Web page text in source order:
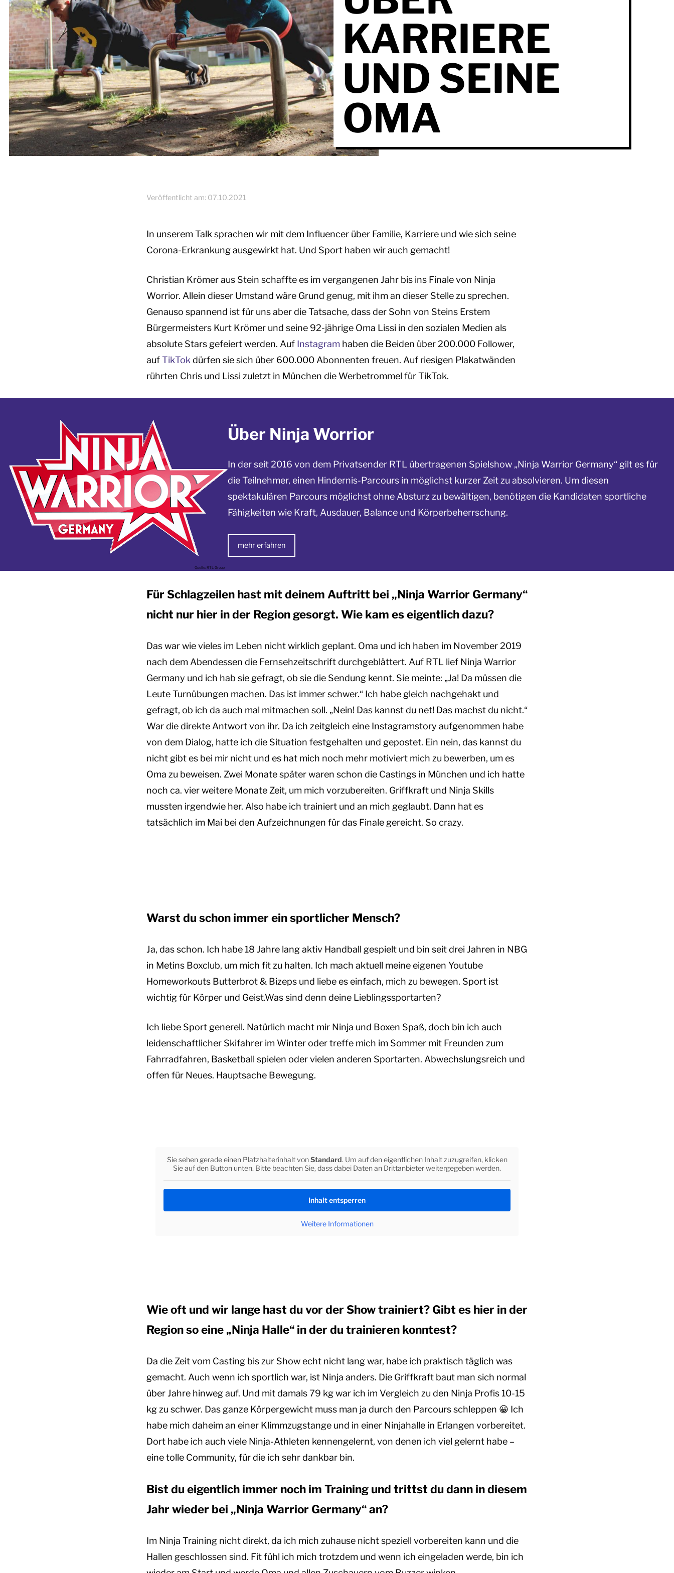
KARRIERE
UND SEINE
OMA
Veröffentlicht am: 07.10.2021
In unserem Talk sprachen wir mit dem Influencer über Familie, Karriere und wie sich seine
Corona-Erkrankung ausgewirkt hat. Und Sport haben wir auch gemacht!
Christian Krömer aus Stein schaffte es im vergangenen Jahr bis ins Finale von Ninja
Worrior. Allein dieser Umstand wäre Grund genug, mit ihm an dieser Stelle zu sprechen.
Genauso spannend ist für uns aber die Tatsache, dass der Sohn von Steins Erstem
Bürgermeisters Kurt Krömer und seine 92-jährige Oma Lissi in den sozialen Medien als
absolute Stars gefeiert werden. Auf Instagram haben die Beiden über 200.000 Follower,
aufTikTok dürfen sie sich über 600.000 Abonnenten freuen. Auf riesigen Plakatwänden
rührten Chris und Lissi zuletzt in München die Werbetrommel für TikTok.
Quelle: RTL Group
Über Ninja Worrior
In der seit 2016 von dem Privatsender RTL übertragenen Spielshow „Ninja Warrior Germany“ gilt es für
die Teilnehmer, einen Hindernis-Parcours in möglichst kurzer Zeit zu absolvieren. Um diesen
spektakulären Parcours möglichst ohne Absturz zu bewältigen, benötigen die Kandidaten sportliche
Fähigkeiten wie Kraft, Ausdauer, Balance und Körperbeherrschung.
mehr erfahren
Für Schlagzeilen hast mit deinem Auftritt bei „Ninja Warrior Germany“
nicht nur hier in der Region gesorgt. Wie kam es eigentlich dazu?
Das war wie vieles im Leben nicht wirklich geplant. Oma und ich haben im November 2019
nach dem Abendessen die Fernsehzeitschrift durchgeblättert. Auf RTL lief Ninja Warrior
Germany und ich hab sie gefragt, ob sie die Sendung kennt. Sie meinte: „Ja! Da müssen die
Leute Turnübungen machen. Das ist immer schwer.“ Ich habe gleich nachgehakt und
gefragt, ob ich da auch mal mitmachen soll. „Nein! Das kannst du net! Das machst du nicht.“
War die direkte Antwort von ihr. Da ich zeitgleich eine Instagramstory aufgenommen habe
von dem Dialog, hatte ich die Situation festgehalten und gepostet. Ein nein, das kannst du
nicht gibt es bei mir nicht und es hat mich noch mehr motiviert mich zu bewerben, um es
Oma zu beweisen. Zwei Monate später waren schon die Castings in München und ich hatte
noch ca. vier weitere Monate Zeit, um mich vorzubereiten. Griffkraft und Ninja Skills
mussten irgendwie her. Also habe ich trainiert und an mich geglaubt. Dann hat es
tatsächlich im Mai bei den Aufzeichnungen für das Finale gereicht. So crazy.
Warst du schon immer ein sportlicher Mensch?
Ja, das schon. Ich habe 18 Jahre lang aktiv Handball gespielt und bin seit drei Jahren in NBG
in Metins Boxclub, um mich fit zu halten. Ich mach aktuell meine eigenen Youtube
Homeworkouts Butterbrot & Bizeps und liebe es einfach, mich zu bewegen. Sport ist
wichtig für Körper und Geist.Was sind denn deine Lieblingssportarten?
Ich liebe Sport generell. Natürlich macht mir Ninja und Boxen Spaß, doch bin ich auch
leidenschaftlicher Skifahrer im Winter oder treffe mich im Sommer mit Freunden zum
Fahrradfahren, Basketball spielen oder vielen anderen Sportarten. Abwechslungsreich und
offen für Neues. Hauptsache Bewegung.
Sie sehen gerade einen Platzhalterinhalt vonStandard. Um auf den eigentlichen Inhalt zuzugreifen, klicken
Sie auf den Button unten. Bitte beachten Sie, dass dabei Daten an Drittanbieter weitergegeben werden.
Inhalt entsperren
Weitere Informationen
Wie oft und wir lange hast du vor der Show trainiert? Gibt es hier in der
Region so eine „Ninja Halle“ in der du trainieren konntest?
Da die Zeit vom Casting bis zur Show echt nicht lang war, habe ich praktisch täglich was
gemacht. Auch wenn ich sportlich war, ist Ninja anders. Die Griffkraft baut man sich normal
über Jahre hinweg auf. Und mit damals 79 kg war ich im Vergleich zu den Ninja Profis 10-15
kg zu schwer. Das ganze Körpergewicht muss man ja durch den Parcours schleppen 😀 Ich
habe mich daheim an einer Klimmzugstange und in einer Ninjahalle in Erlangen vorbereitet.
Dort habe ich auch viele Ninja-Athleten kennengelernt, von denen ich viel gelernt habe –
eine tolle Community, für die ich sehr dankbar bin.
Bist du eigentlich immer noch im Training und trittst du dann in diesem
Jahr wieder bei „Ninja Warrior Germany“ an?
Im Ninja Training nicht direkt, da ich mich zuhause nicht speziell vorbereiten kann und die
Hallen geschlossen sind. Fit fühl ich mich trotzdem und wenn ich eingeladen werde, bin ich